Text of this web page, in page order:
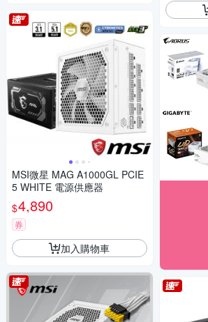
MSI微星 MAG A1000GL PCIE
5 WHITE 電源供應器
$4,890
券
加入購物車